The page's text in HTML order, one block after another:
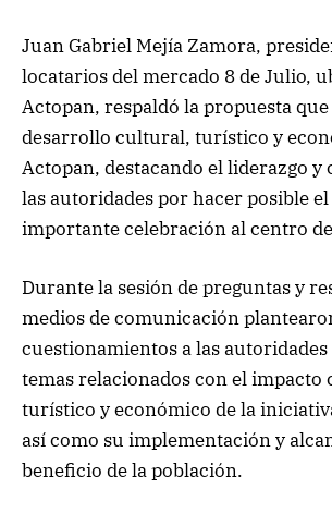
Juan Gabriel Mejía Zamora,
locatarios del mercado 8 de Julio,
Actopan, respaldó la propuesta
desarrollo cultural, turístico y
Actopan, destacando el liderazgo y
las autoridades por hacer posible
importante celebración al centro
Durante la sesión de preguntas y
medios de comunicación
cuestionamientos a las autoridades
temas relacionados con el impacto
turístico y económico de la
así como su implementación y
beneficio de la población.